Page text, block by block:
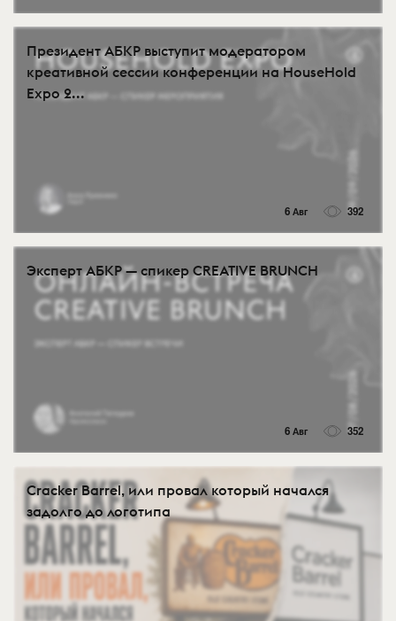
Президент АБКР выступит модератором
креативной сессии конференции на HouseHold
Expo 2...
6 Авг 392
Эксперт АБКР — спикер CREATIVE BRUNCH
6 Авг 352
Cracker Barrel, или провал который начался
задолго до логотипа